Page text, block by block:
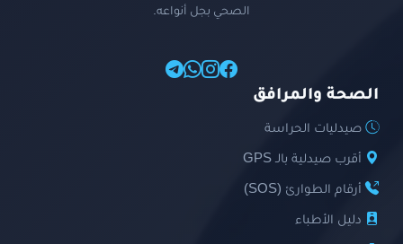
الصحي بجل أنواعه.
الصحة والمرافق
صيدليات الحراسة
أقرب صيدلية بالـ GPS
أرقام الطوارئ (SOS)
دليل الأطباء